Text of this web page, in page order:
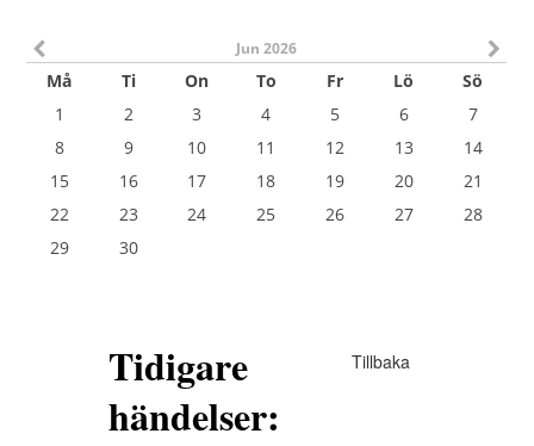
Jun 2026
Må Ti On To Fr Lö
Sö
1
2 3 4 5 6
7
8
9 10 11 12 13
14
15
16 17 18 19 20
21
22
23 24 25 26 27
28
29
30
Tillbaka
Tidigare
händelser: